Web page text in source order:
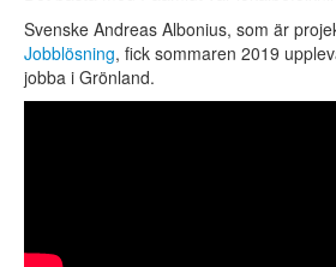
Utleie
Spørsmål og svar
Historie
Visjon
Nordjobbambassadører
Nyheter
Svenske Andreas Albonius, som är
Jobblösning, fick sommaren 2019
jobba i Grönland.